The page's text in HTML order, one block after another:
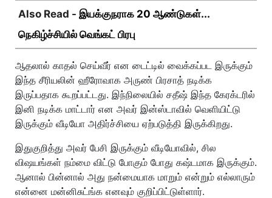
Also Read - இயக்குநராக 20 ஆண்டுகள்...
நெகிழ்ச்சியில் வெங்கட் பிரபு
ஆதலால் காதல் செய்வீர் என டைட்டில் வைக்கப்பட இருக்கும்
இந்த சீரியலின் ஹீரோவாக அருண் பிரசாத் நடிக்க
இருப்பதாக கூறப்பட்டது. இந்நிலையில் சதீஷ் இந்த கேரக்டரில்
இனி நடிக்க மாட்டார் என அவர் இன்ஸ்டாவில் வெளியிட்டு
இருக்கும் வீடியோ அதிர்ச்சியை ஏற்படுத்தி இருக்கிறது.
இதுகுறித்து அவர் பேசி இருக்கும் வீடியோவில், சில
விஷயங்கள் நம்மை விட்டு போகும் போது கஷ்டமாக இருக்கும்.
ஆனால் பின்னால் அது நன்மையாக மாறும் என்றும் எல்லாரும்
என்னை மன்னிசுட்ங்க எனவும் குறிப்பிட்டுள்ளார்.